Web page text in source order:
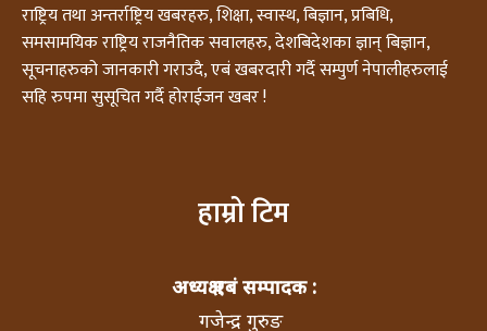
राष्ट्रिय तथा अन्तर्राष्ट्रिय खबरहरु, शिक्षा, स्वास्थ, बिज्ञान, प्रबिधि,
समसामयिक राष्ट्रिय राजनैतिक सवालहरु, देशबिदेशका ज्ञान् बिज्ञान,
सूचनाहरुको जानकारी गराउदै, एबं खबरदारी गर्दै सम्पुर्ण नेपालीहरुलाई
सहि रुपमा सुसूचित गर्दै होराईजन खबर !
हाम्रो टिम
अध्यक्ष एबं सम्पादक :
गजेन्द्र गुरुङ